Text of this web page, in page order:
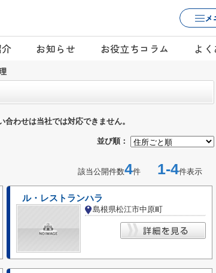
メ
お知らせ お役立ちコラム よ
わせは当社では対応できません。
並び順：
該当公開件数4件 1-4件表示
ル・レストランハラ
島根県松江市中原町